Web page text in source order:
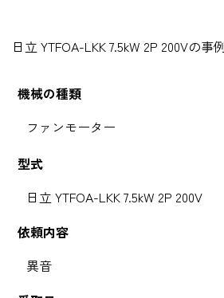
日立 YTFOA-LKK 7.5kW 2P 200Vの事
機械の種類
ファンモーター
型式
日立 YTFOA-LKK 7.5kW 2P 200V
依頼内容
異音